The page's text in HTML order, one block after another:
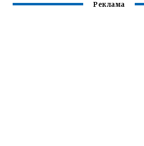
Реклама